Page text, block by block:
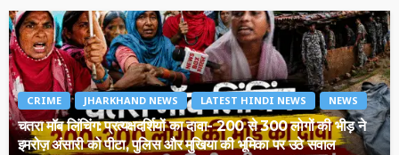
CRIME JHARKHAND NEWS LATEST HINDI NEWS NEWS
चतरा मॉब लिंचिंग: प्रत्यक्षदर्शियों का दावा- 200 से 300 लोगों की भीड़ ने
इमरोज़ अंसारी को पीटा, पुलिस और मुखिया की भूमिका पर उठे सवाल